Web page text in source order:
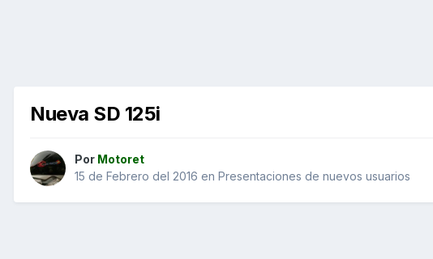
Nueva SD 125i
Por Motoret
15 de Febrero del 2016 en Presentaciones de nuevos usuarios